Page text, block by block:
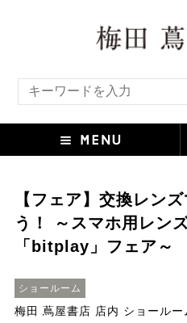
【フェア】交換レン
う！ ～スマホ用レン
「bitplay」フェア～
ショールーム
梅田 蔦屋書店 店内 ショールー